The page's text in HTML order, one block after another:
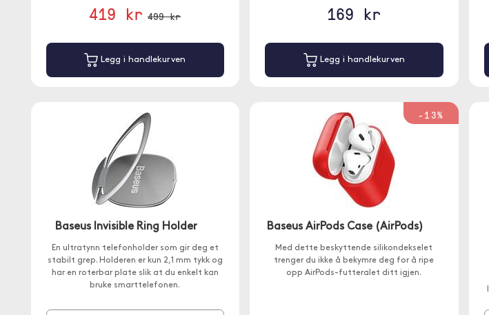
419 kr 499 kr
Legg i handlekurven
169 kr
Legg i handlekurven
Baseus Invisible Ring Holder
En ultratynn telefonholder som gir deg et
stabilt grep. Holderen er kun 2,1 mm tykk og
har en roterbar plate slik at du enkelt kan
bruke smarttelefonen.
-13%
Baseus AirPods Case (AirPods)
Med dette beskyttende silikondekselet
trenger du ikke å bekymre deg for å ripe
opp AirPods-futteralet ditt igjen.